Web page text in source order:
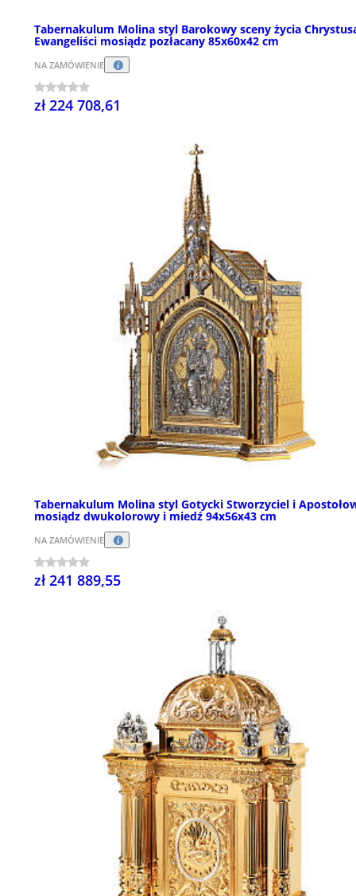
Tabernakulum Molina styl Barokowy sceny życia
Ewangeliści mosiądz pozłacany 85x60x42 cm
NA ZAMÓWIENIE
zł 224 708,61
Tabernakulum Molina styl Gotycki Stworzyciel i
mosiądz dwukolorowy i miedź 94x56x43 cm
NA ZAMÓWIENIE
zł 241 889,55